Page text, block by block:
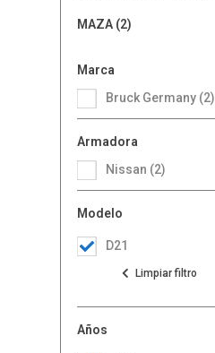
MAZA (2)
Marca
Bruck Germany (2)
Armadora
Nissan (2)
Modelo
D21
Años